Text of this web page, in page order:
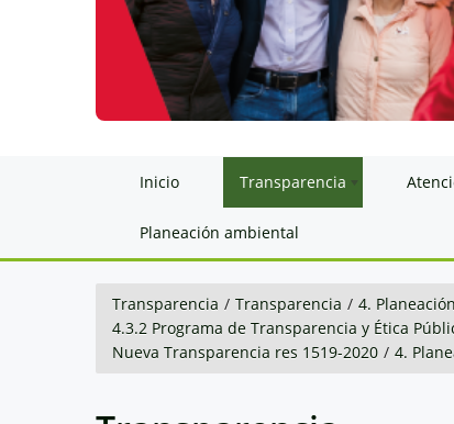
Inicio Transparencia
Planeación ambiental
Transparencia / Transparencia / 4.
4.3.2 Programa de Transparencia y Ética
Nueva Transparencia res 1519-2020 / 4.